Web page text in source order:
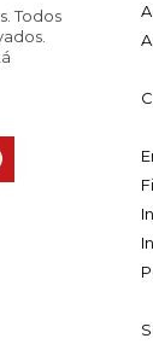
Todos